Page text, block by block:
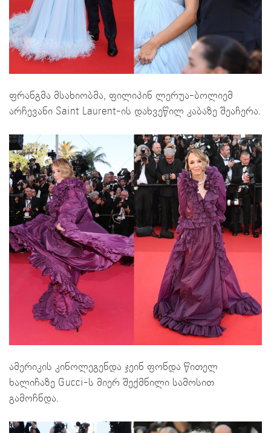
ფრანგმა მსახიობმა, ფილიპინ ლერუა-ბოლიემ
არჩევანი Saint Laurent-ის დახვეწილ კაბაზე შეაჩერა.
ამერიკის კინოლეგენდა ჯეინ ფონდა წითელ
ხალიჩაზე Gucci-ს მიერ შექმნილი სამოსით
გამოჩნდა.